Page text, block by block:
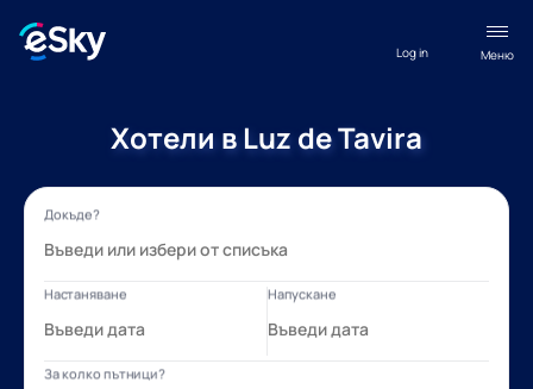
Меню
Log in
Хотели в Luz de Tavira